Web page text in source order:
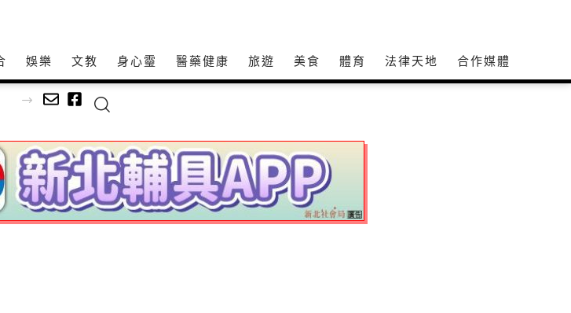
娛樂 文教 身心𩆜 醫藥健康 旅遊 美食 體育 法律天地 合作媒體